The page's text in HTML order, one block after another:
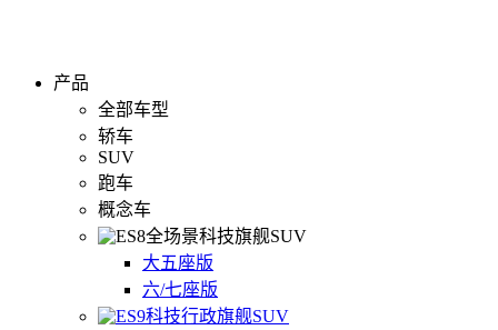
产品
全部车型
轿车
SUV
跑车
概念车
全场景科技旗舰SUV
大五座版
六/七座版
科技行政旗舰SUV